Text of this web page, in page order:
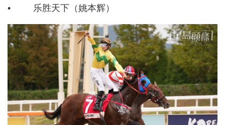
• 乐胜天下（姚本辉）